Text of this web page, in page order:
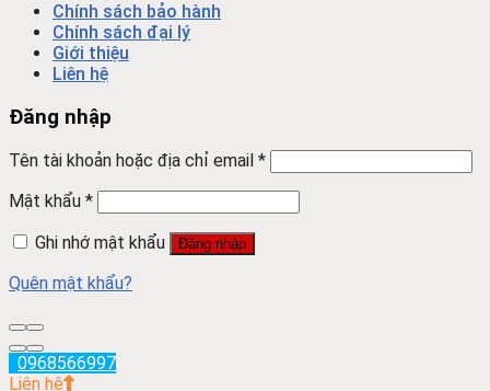
Chính sách bảo hành
Chính sách đại lý
Giới thiệu
Liên hệ
Đăng nhập
Tên tài khoản hoặc địa chỉ email *
Mật khẩu *
Ghi nhớ mật khẩu
Đăng nhập
Quên mật khẩu?
0968566997
Liên hệ